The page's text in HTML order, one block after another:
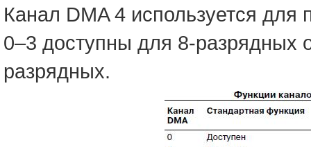
Канал DMA 4 используется
0–3 доступны для 8-
разрядных.